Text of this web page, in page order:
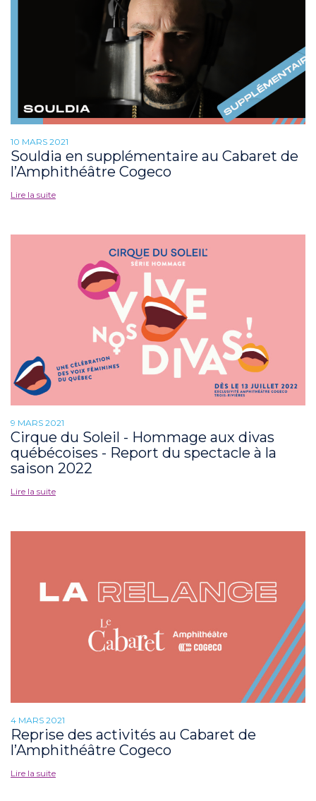
10 MARS 2021
Souldia en supplémentaire au Cabaret de
l’Amphithéâtre Cogeco
Lire la suite
9 MARS 2021
Cirque du Soleil - Hommage aux divas
québécoises - Report du spectacle à la
saison 2022
Lire la suite
4 MARS 2021
Reprise des activités au Cabaret de
l’Amphithéâtre Cogeco
Lire la suite